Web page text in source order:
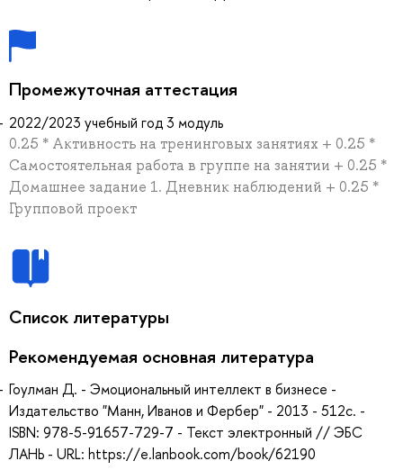
Промежуточная аттестация
2022/2023 учебный год 3 модуль
0.25 * Активность на тренинговых занятиях + 0.25 *
Самостоятельная работа в группе на занятии + 0.25 *
Домашнее задание 1. Дневник наблюдений + 0.25 *
Групповой проект
Список литературы
Рекомендуемая основная литература
Гоулман Д. - Эмоциональный интеллект в бизнесе -
Издательство "Манн, Иванов и Фербер" - 2013 - 512с. -
ISBN: 978-5-91657-729-7 - Текст электронный // ЭБС
ЛАНЬ - URL: https://e.lanbook.com/book/62190